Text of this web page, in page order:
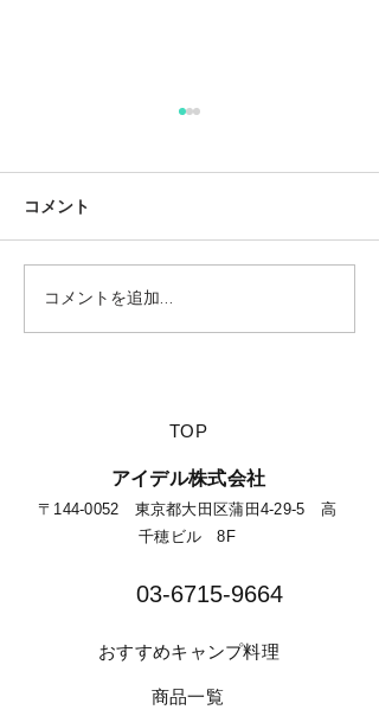
【夏休みに行きたい山派
キャンパーにオススメの
コメント
コメントを追加…
​TOP
​アイデル株式会社
​​〒144-0052 東京都大田区蒲田4-29-5 高
千穂ビル 8F​
03-6715-9664​
​おすすめキャンプ料理
​商品一覧